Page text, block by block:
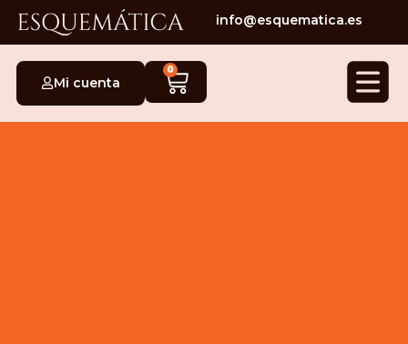
info@esquematica.es
Mi cuenta
0